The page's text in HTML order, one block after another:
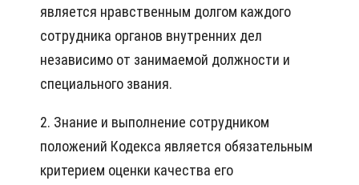
является нравственным долгом каждого
сотрудника органов внутренних дел
независимо от занимаемой должности и
специального звания.
2. Знание и выполнение сотрудником
положений Кодекса является обязательным
критерием оценки качества его